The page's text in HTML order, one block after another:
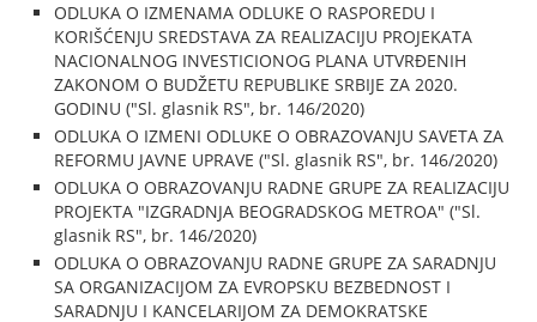
ODLUKA O IZMENAMA ODLUKE O RASPOREDU I
KORIŠĆENJU SREDSTAVA ZA REALIZACIJU PROJEKATA
NACIONALNOG INVESTICIONOG PLANA UTVRĐENIH
ZAKONOM O BUDŽETU REPUBLIKE SRBIJE ZA 2020.
GODINU ("Sl. glasnik RS", br. 146/2020)
ODLUKA O IZMENI ODLUKE O OBRAZOVANJU SAVETA ZA
REFORMU JAVNE UPRAVE ("Sl. glasnik RS", br. 146/2020)
ODLUKA O OBRAZOVANJU RADNE GRUPE ZA REALIZACIJU
PROJEKTA "IZGRADNJA BEOGRADSKOG METROA" ("Sl.
glasnik RS", br. 146/2020)
ODLUKA O OBRAZOVANJU RADNE GRUPE ZA SARADNJU
SA ORGANIZACIJOM ZA EVROPSKU BEZBEDNOST I
SARADNJU I KANCELARIJOM ZA DEMOKRATSKE